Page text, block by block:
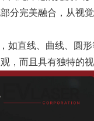
分完美融合，从视
如直线、曲线、圆
，而且具有独特的视